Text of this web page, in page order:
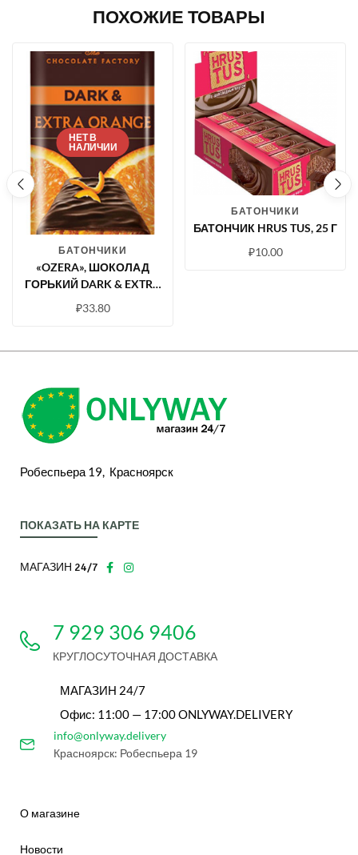
ПОХОЖИЕ ТОВАРЫ
НЕТ В
НАЛИЧИИ
БАТОНЧИКИ
«OZERA», ШОКОЛАД
ГОРЬКИЙ DARK & EXTRA
₽33.80
БАТОНЧИКИ
БАТОНЧИК HRUS TUS, 25 Г
₽10.00
Робеспьера 19, Красноярск
ПОКАЗАТЬ НА КАРТЕ
МАГАЗИН 24/7
7 929 306 9406
КРУГЛОСУТОЧНАЯ ДОСТАВКА
МАГАЗИН 24/7
Офис: 11:00 — 17:00 ONLYWAY.DELIVERY
info@onlyway.delivery
Красноярск: Робеспьера 19
О магазине
Новости